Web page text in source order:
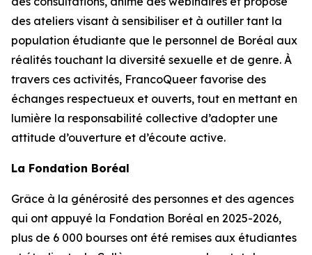
des ateliers visant à sensibiliser et à outiller tant la
population étudiante que le personnel de Boréal aux
réalités touchant la diversité sexuelle et de genre. À
travers ces activités, FrancoQueer favorise des
échanges respectueux et ouverts, tout en mettant en
lumière la responsabilité collective d’adopter une
attitude d’ouverture et d’écoute active.
La Fondation Boréal
Grâce à la générosité des personnes et des agences
qui ont appuyé la Fondation Boréal en 2025-2026,
plus de 6 000 bourses ont été remises aux étudiantes